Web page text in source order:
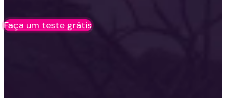
Faça um teste grátis